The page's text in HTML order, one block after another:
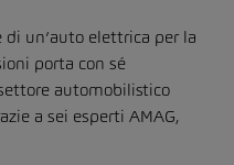
di un’auto elettrica per la
porta con sé
automobilistico
a sei esperti AMAG,